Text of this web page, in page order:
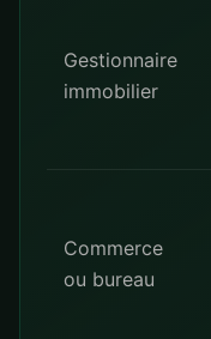
Gestionnaire
immobilier
Commerce
ou bureau